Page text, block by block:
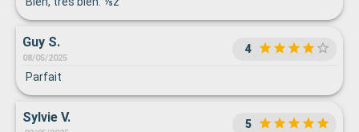
Guy S.
08/05/2025
4
Parfait
Sylvie V. 5